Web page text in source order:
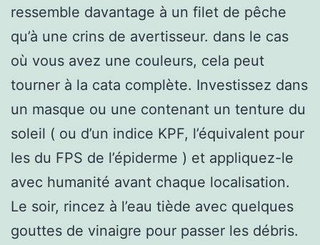
ressemble davantage à un filet de pêche
qu’à une crins de avertisseur. dans le cas
où vous avez une couleurs, cela peut
tourner à la cata complète. Investissez dans
un masque ou une contenant un tenture du
soleil ( ou d’un indice KPF, l’équivalent pour
les du FPS de l’épiderme ) et appliquez-le
avec humanité avant chaque localisation.
Le soir, rincez à l’eau tiède avec quelques
gouttes de vinaigre pour passer les débris.